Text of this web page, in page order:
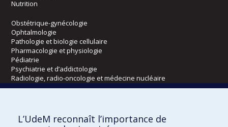
Nutrition
Obstétrique-gynécologie
Ophtalmologie
Pathologie et biologie cellulaire
Pharmacologie et physiologie
Pédiatrie
Psychiatrie et d’addictologie
Radiologie, radio-oncologie et médecine nucléaire
L’UdeM reconnaît l’importance de